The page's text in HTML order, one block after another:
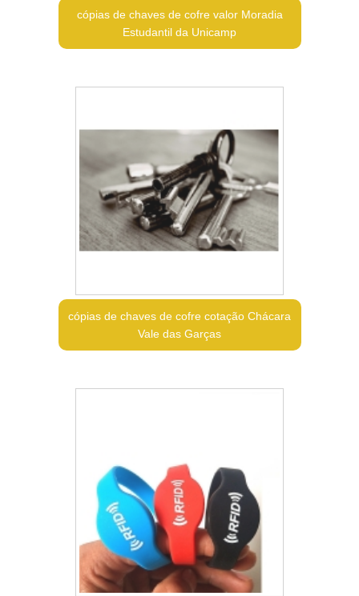
cópias de chaves de cofre valor Moradia
Estudantil da Unicamp
cópias de chaves de cofre cotação Chácara
Vale das Garças